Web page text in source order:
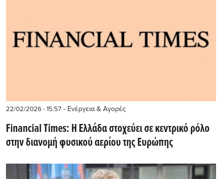
22/02/2026 - 15:57 - Ενέργεια & Αγορές
Financial Times: Η Ελλάδα στοχεύει σε κεντρικό ρόλο
στην διανομή φυσικού αερίου της Ευρώπης